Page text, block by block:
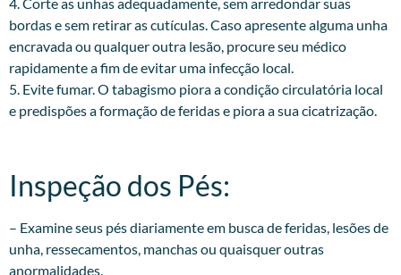
bordas e sem retirar as cutículas. Caso apresente alguma unha
encravada ou qualquer outra lesão, procure seu médico
rapidamente a fim de evitar uma infecção local.
5. Evite fumar. O tabagismo piora a condição circulatória local
e predispões a formação de feridas e piora a sua cicatrização.
Inspeção dos Pés:​
– Examine seus pés diariamente em busca de feridas, lesões de
unha, ressecamentos, manchas ou quaisquer outras
anormalidades.